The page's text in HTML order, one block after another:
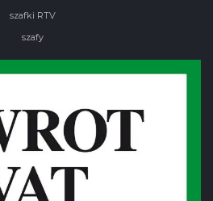
szafki RTV
szafy